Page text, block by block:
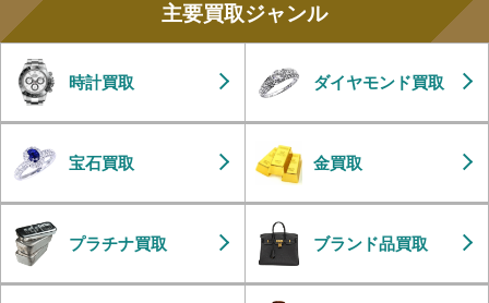
主要買取ジャンル
時計買取 ダイヤモンド買取
宝石買取 金買取
プラチナ買取 ブランド品買取